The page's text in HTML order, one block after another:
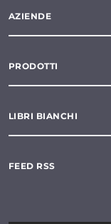
AZIENDE
PRODOTTI
LIBRI BIANCHI
FEED RSS